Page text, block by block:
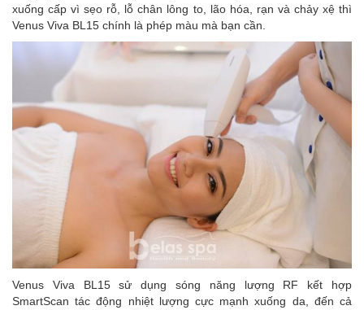
xuống cấp vì sẹo rỗ, lỗ chân lông to, lão hóa, rạn và chảy xệ thì
Venus Viva BL15 chính là phép màu mà bạn cần.
Venus Viva BL15 sử dụng sóng năng lượng RF kết hợp
SmartScan tác động nhiệt lượng cực mạnh xuống da, đến cả